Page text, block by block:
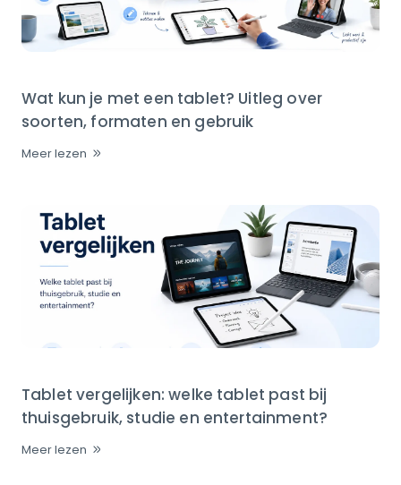
Wat kun je met een tablet? Uitleg over
soorten, formaten en gebruik
Meer lezen
Tablet vergelijken: welke tablet past bij
thuisgebruik, studie en entertainment?
Meer lezen